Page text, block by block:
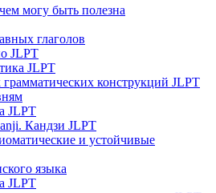
могу быть полезна
глаголов
JLPT
JLPT
конструкций JLPT
JLPT
Кандзи JLPT
и устойчивые
языка
JLPT